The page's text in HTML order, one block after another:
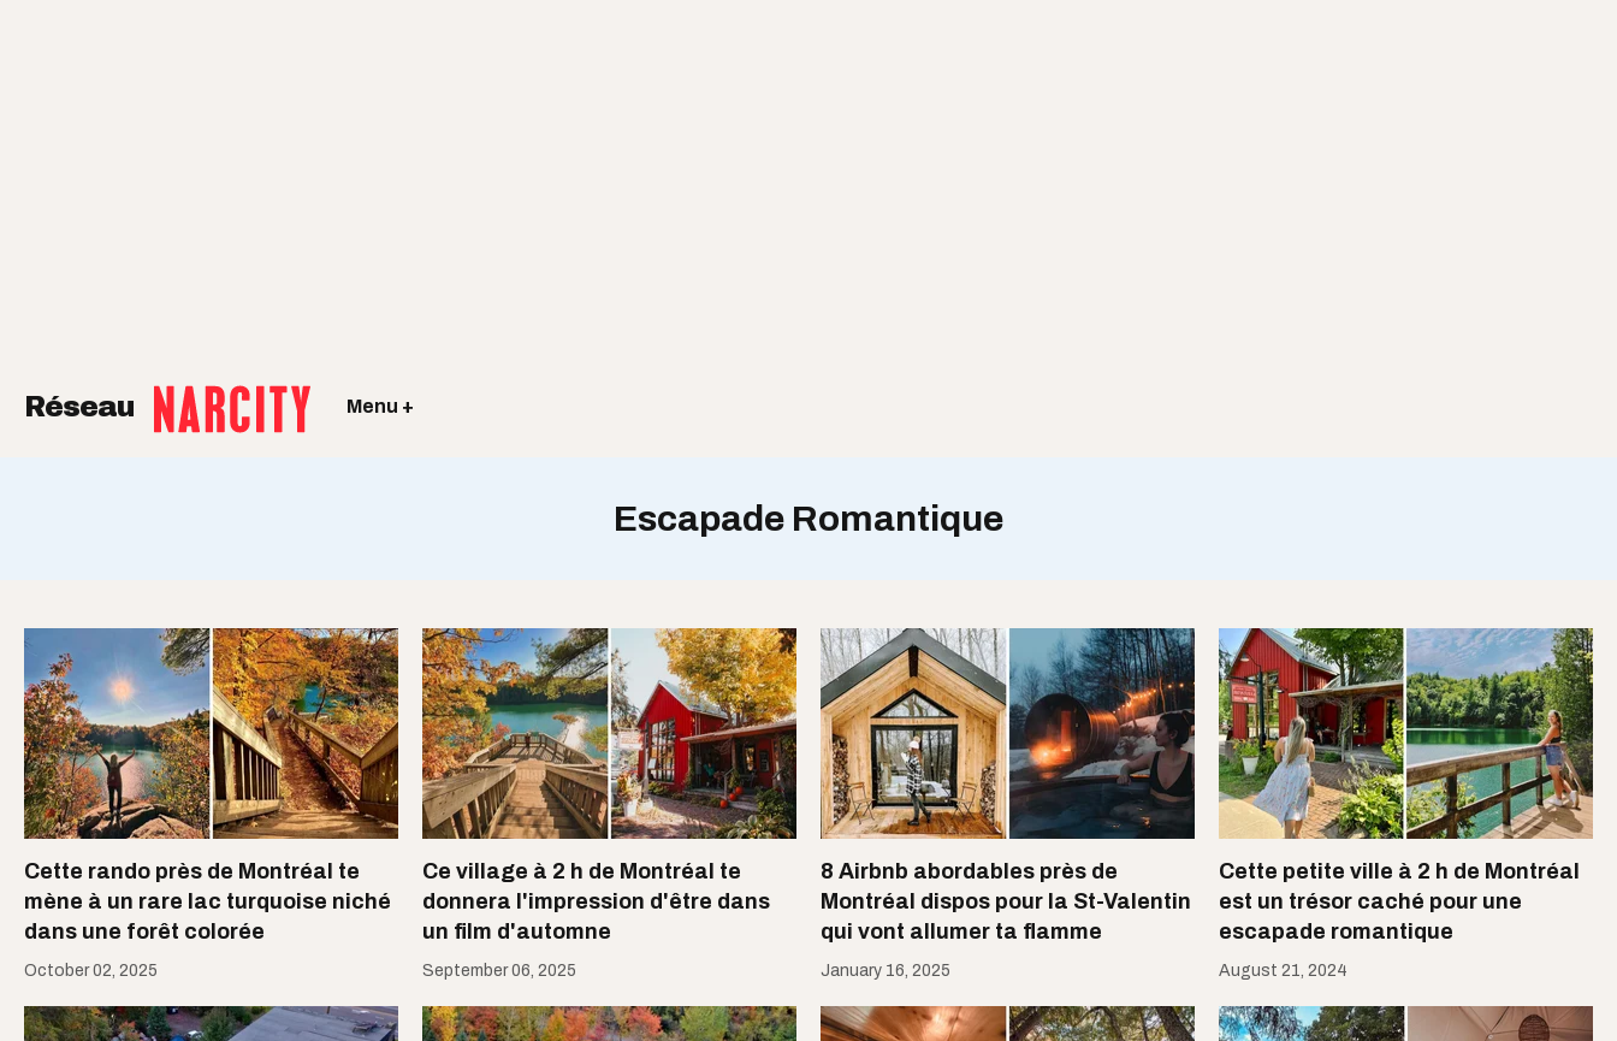
Réseau Menu +
Escapade Romantique
Cette rando près de Montréal te
mène à un rare lac turquoise niché
dans une forêt colorée
October 02, 2025
Ce village à 2 h de Montréal te
donnera l'impression d'être dans
un film d'automne
September 06, 2025
8 Airbnb abordables près de
Montréal dispos pour la St-Valentin
qui vont allumer ta flamme
January 16, 2025
Cette petite ville à 2 h de Montréal
est un trésor caché pour une
escapade romantique
August 21, 2024